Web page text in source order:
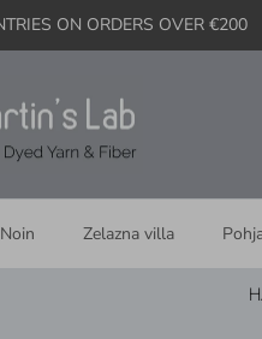
ON ORDERS OVER €200
Noin Zelazna villa